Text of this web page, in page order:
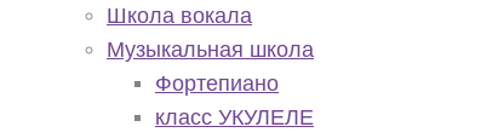
Школа вокала
Музыкальная школа
Фортепиано
класс УКУЛЕЛЕ